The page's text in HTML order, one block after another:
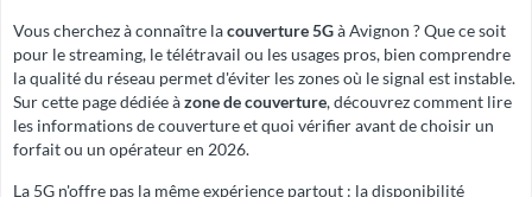
Vous cherchez à connaître lacouverture 5Gà Avignon ? Que ce soit
pour le streaming, le télétravail ou les usages pros, bien comprendre
la qualité du réseau permet d'éviter les zones où le signal est instable.
Sur cette page dédiée àzone de couverture, découvrez comment lire
les informations de couverture et quoi vérifier avant de choisir un
forfait ou un opérateur en 2026.
La 5G n'offre pas la même expérience partout : la disponibilité